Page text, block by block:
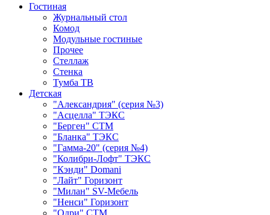
Гостиная
Журнальный стол
Комод
Модульные гостиные
Прочее
Стеллаж
Стенка
Тумба ТВ
Детская
"Александрия" (серия №3)
"Асцелла" ТЭКС
"Берген" СТМ
"Бланка" ТЭКС
"Гамма-20" (серия №4)
"Колибри-Лофт" ТЭКС
"Кэнди" Domani
"Лайт" Горизонт
"Милан" SV-Мебель
"Ненси" Горизонт
"Одри" СТМ